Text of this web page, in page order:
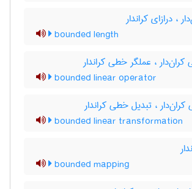
، درازای کراندار
bounded length
، عملگر خطی کراندار
bounded linear operator
، تبدیل خطی کراندار
bounded linear transformation
bounded mapping